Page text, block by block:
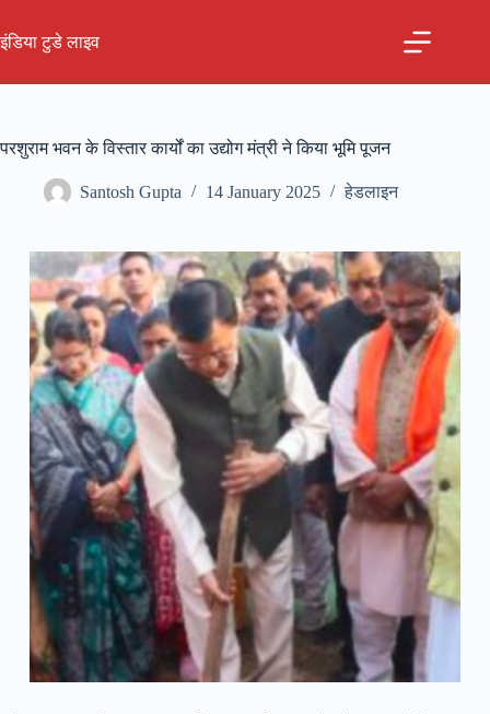
content
इंडिया टुडे लाइव
परशुराम भवन के विस्तार कार्यों का उद्योग मंत्री ने किया भूमि पूजन
Santosh Gupta 14 January 2025 हेडलाइन